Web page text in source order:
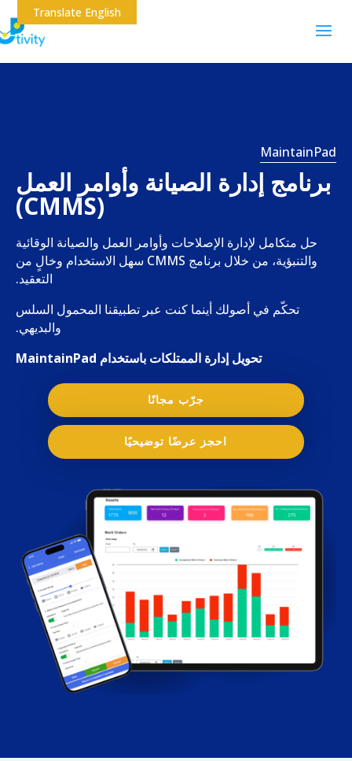
MaintainPad
برنامج إدارة الصيانة وأوامر العمل
(CMMS)
حل متكامل لإدارة الإصلاحات وأوامر العمل والصيانة الوقائية
والتنبؤية، من خلال برنامج CMMS سهل الاستخدام وخالٍ من
التعقيد.
تحكّم في أصولك أينما كنت عبر تطبيقنا المحمول السلس
والبديهي.
تحويل إدارة الممتلكات باستخدام MaintainPad
جرّب مجانًا
احجز عرضًا توضيحيًا
Translate English